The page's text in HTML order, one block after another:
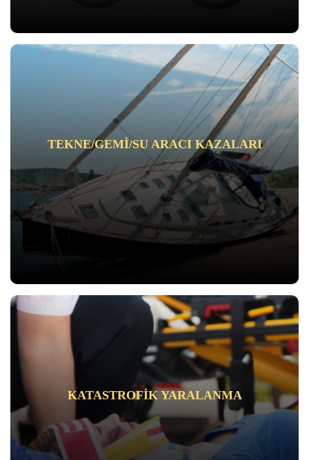
TEKNE/GEMI/SU ARACI KAZALARI
KATASTROFIK YARALANMA